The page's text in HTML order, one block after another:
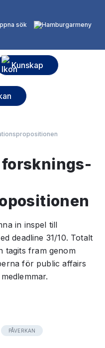
Kunskap
in inspel till
deadline 31/10. Totalt
tagits fram genom
för public affairs
PÅVERKAN